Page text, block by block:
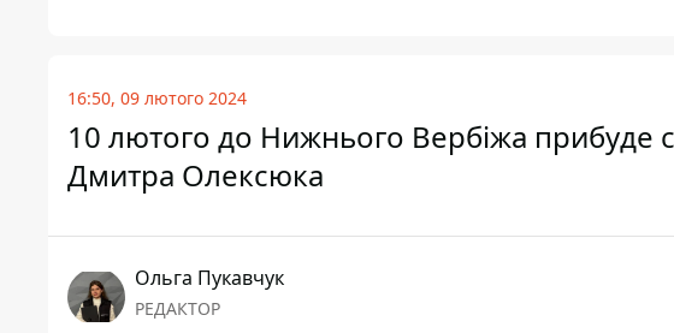
16:50, 09 лютого 2024
10 лютого до Нижнього Вербіжа прибуде
Дмитра Олексюка
Ольга Пукавчук
РЕДАКТОР